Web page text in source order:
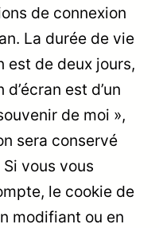
de connexion
La durée de vie
est de deux jours,
est d’un
de moi »,
sera conservé
vous vous
le cookie de
modifiant ou en